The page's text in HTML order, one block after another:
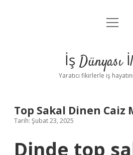
Anasayfa
Yasal Uyarı
menüyü
İş Dünyası
Yaratıcı fikirlerle iş
Top Sakal Dinen Caiz
Tarih: Şubat 23, 2025
Dinde top